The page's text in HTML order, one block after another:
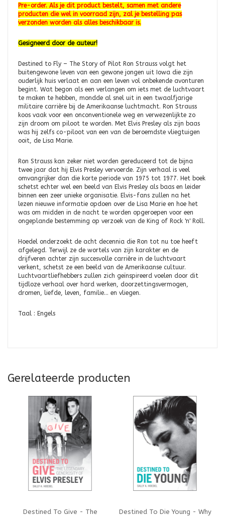
Pre-order. Als je dit product bestelt, samen met andere
producten die wel in voorraad zijn, zal je bestelling pas
verzonden worden als alles beschikbaar is.
Gesigneerd door de auteur!
Destined to Fly – The Story of Pilot Ron Strauss volgt het
buitengewone leven van een gewone jongen uit Iowa die zijn
ouderlijk huis verlaat en aan een leven vol onbekende avonturen
begint. Wat begon als een verlangen om iets met de luchtvaart
te maken te hebben, mondde al snel uit in een twaalfjarige
militaire carrière bij de Amerikaanse luchtmacht. Ron Strauss
koos vaak voor een onconventionele weg en verwezenlijkte zo
zijn droom om piloot te worden. Met Elvis Presley als zijn baas
was hij zelfs co-piloot van een van de beroemdste vliegtuigen
ooit, de Lisa Marie.
Ron Strauss kan zeker niet worden gereduceerd tot de bijna
twee jaar dat hij Elvis Presley vervoerde. Zijn verhaal is veel
omvangrijker dan die korte periode van 1975 tot 1977. Het boek
schetst echter wel een beeld van Elvis Presley als baas en leider
binnen een zeer unieke organisatie. Elvis-fans zullen na het
lezen nieuwe informatie opdoen over de Lisa Marie en hoe het
was om midden in de nacht te worden opgeroepen voor een
ongeplande bestemming op verzoek van de King of Rock 'n' Roll.
Hoedel onderzoekt de acht decennia die Ron tot nu toe heeft
afgelegd. Terwijl ze de wortels van zijn karakter en de
drijfveren achter zijn succesvolle carrière in de luchtvaart
verkent, schetst ze een beeld van de Amerikaanse cultuur.
Luchtvaartliefhebbers zullen zich geïnspireerd voelen door dit
tijdloze verhaal over hard werken, doorzettingsvermogen,
dromen, liefde, leven, familie... en vliegen.
Taal : Engels
Gerelateerde producten
Destined To Give - The Destined To Die Young - Why